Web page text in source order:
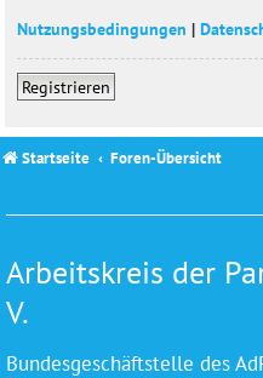
Nutzungsbedingungen |
Registrieren
Startseite Foren-Übersicht
Arbeitskreis der
V.
Bundesgeschäftstelle des